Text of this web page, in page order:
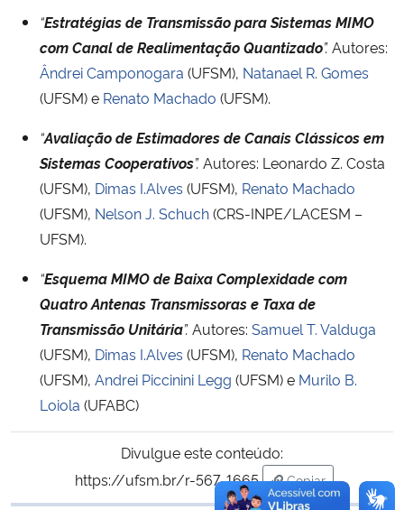
Advocacia-Geral da União
Banco Central do Brasil
“Estratégias de Transmissão para Sistemas MIMO
com Canal de Realimentação Quantizado”.Autores:
Ândrei Camponogara (UFSM), Natanael R. Gomes
(UFSM) e Renato Machado (UFSM).
“Avaliação de Estimadores de Canais Clássicos em
Sistemas Cooperativos”.Autores: Leonardo Z. Costa
(UFSM), Dimas I.Alves (UFSM), Renato Machado
(UFSM), Nelson J. Schuch(CRS-INPE/LACESM –
UFSM).
“Esquema MIMO de Baixa Complexidade com
Quatro Antenas Transmissoras e Taxa de
Transmissão Unitária”.Autores: Samuel T. Valduga
(UFSM), Dimas I.Alves (UFSM), Renato Machado
(UFSM), Andrei Piccinini Legg (UFSM) e Murilo B.
Loiola (UFABC)
Divulgue este conteúdo:
https://ufsm.br/r-567-1665
Copiar
para área de